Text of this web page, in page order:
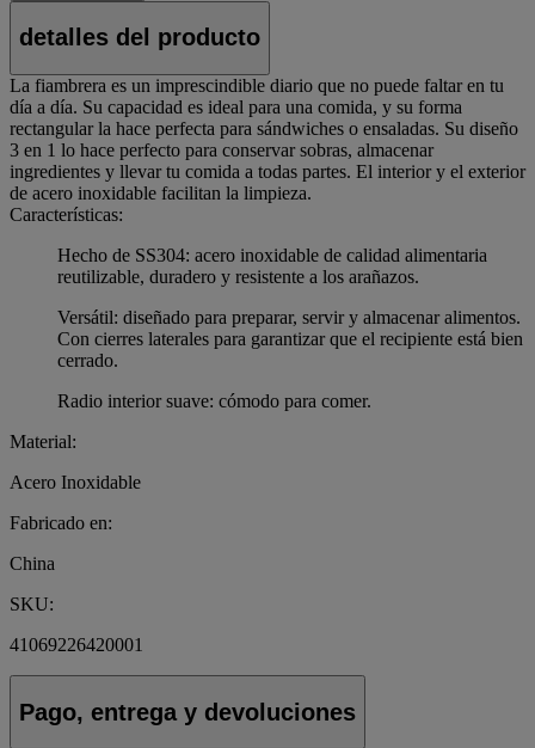
detalles del producto
La fiambrera es un imprescindible diario que no puede faltar en tu
día a día. Su capacidad es ideal para una comida, y su forma
rectangular la hace perfecta para sándwiches o ensaladas. Su diseño
3 en 1 lo hace perfecto para conservar sobras, almacenar
ingredientes y llevar tu comida a todas partes. El interior y el exterior
de acero inoxidable facilitan la limpieza.
Características:
Hecho de SS304: acero inoxidable de calidad alimentaria
reutilizable, duradero y resistente a los arañazos.
Versátil: diseñado para preparar, servir y almacenar alimentos.
Con cierres laterales para garantizar que el recipiente está bien
cerrado.
Radio interior suave: cómodo para comer.
Material:
Acero Inoxidable
Fabricado en:
China
SKU:
41069226420001
Pago, entrega y devoluciones